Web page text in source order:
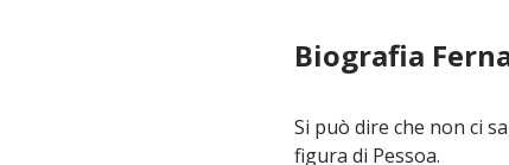
Biografia
Si può dire che non ci
figura di Pessoa.